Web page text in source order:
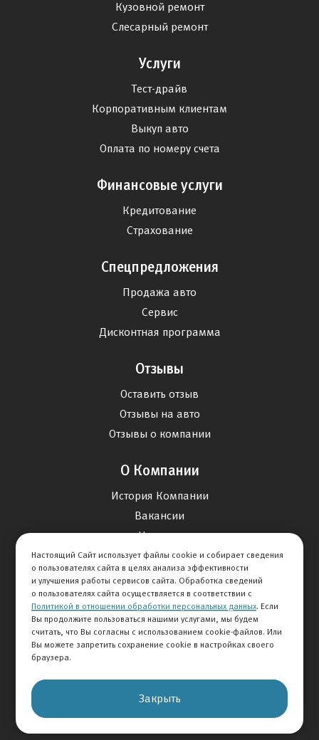
© 2026 АВТОМИР
Кузовной ремонт
Слесарный ремонт
Услуги
Тест-драйв
Корпоративным клиентам
Выкуп авто
Оплата по номеру счета
Финансовые услуги
Кредитование
Страхование
Спецпредложения
Продажа авто
Сервис
Дисконтная программа
Отзывы
Оставить отзыв
Отзывы на авто
Отзывы о компании
О Компании
История Компании
Вакансии
Новости
Карта сайта
Контакты
+7 495 292-60-60
Настоящий Сайт использует файлы cookie и собирает сведения
о пользователях сайта в целях анализа эффективности
и улучшения работы сервисов сайта. Обработка сведений
о пользователях сайта осуществляется в соответствии с
Политикой в отношении обработки персональных данных. Если
Вы продолжите пользоваться нашими услугами, мы будем
считать, что Вы согласны с использованием cookie-файлов. Или
Вы можете запретить сохранение cookie в настройках своего
браузера.
Закрыть